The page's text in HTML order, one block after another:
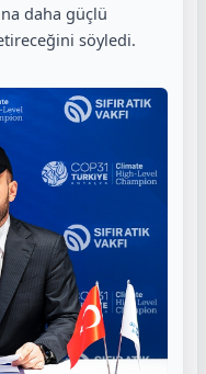
daha güçlü
söyledi.